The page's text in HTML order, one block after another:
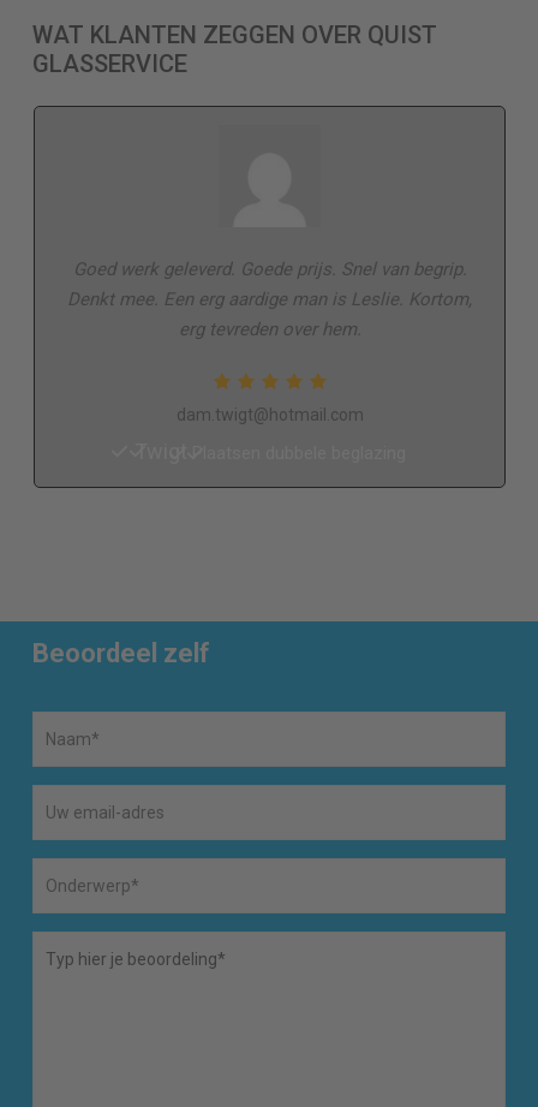
WAT KLANTEN ZEGGEN OVER QUIST
GLASSERVICE
Goed werk geleverd. Goede prijs. Snel van begrip.
Denkt mee. Een erg aardige man is Leslie. Kortom,
erg tevreden over hem.
dam.twigt@hotmail.com
Beoordeel zelf